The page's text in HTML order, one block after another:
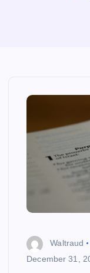
Waltraud
December 31,